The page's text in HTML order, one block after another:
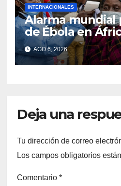
INTERNACIONALES
Alarma mundial
de Ébola en
que el virus
tras superar los
AGO 6, 2026
Deja una
Tu dirección de correo
Los campos obligatorios
Comentario *